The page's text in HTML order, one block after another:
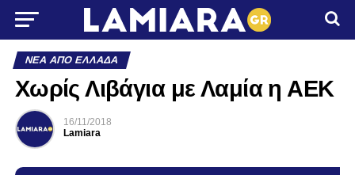
ΝΈΑ ΑΠΌ ΕΛΛΆΔΑ
Χωρίς Λιβάγια με Λαμία η ΑΕΚ
16/11/2018
Lamiara